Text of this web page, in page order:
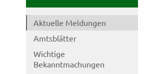
Aktuelle Meldungen
Amtsblätter
Wichtige
Bekanntmachungen